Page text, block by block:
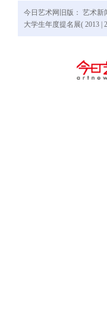
今日艺术网旧版： 艺术新
大学生年度提名展( 2013